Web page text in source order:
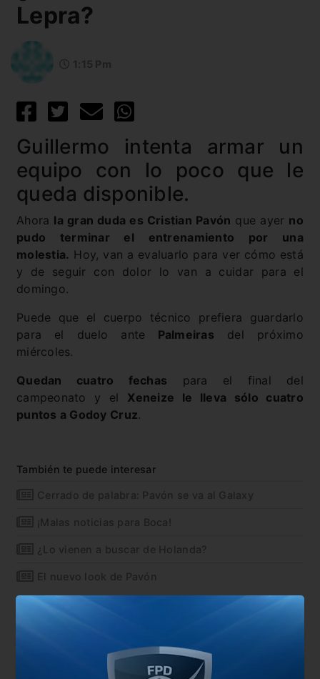
Lepra?
Guillermo intenta armar un
equipo con lo poco que le
queda disponible.
Ahora la gran duda es Cristian Pavón que ayer no
pudo terminar el entrenamiento por una
molestia. Hoy, van a evaluarlo para ver cómo está
y de seguir con dolor lo van a cuidar para el
domingo.
Puede que el cuerpo técnico prefiera guardarlo
para el duelo ante Palmeiras del próximo
miércoles.
Quedan cuatro fechas para el final del
campeonato y el Xeneize le lleva sólo cuatro
puntos a Godoy Cruz.
También te puede interesar
Cerrado de palabra: Pavón se va al Galaxy
¡Malas noticias para Boca!
¿Lo vienen a buscar de Holanda?
El nuevo look de Pavón
En esta nota: